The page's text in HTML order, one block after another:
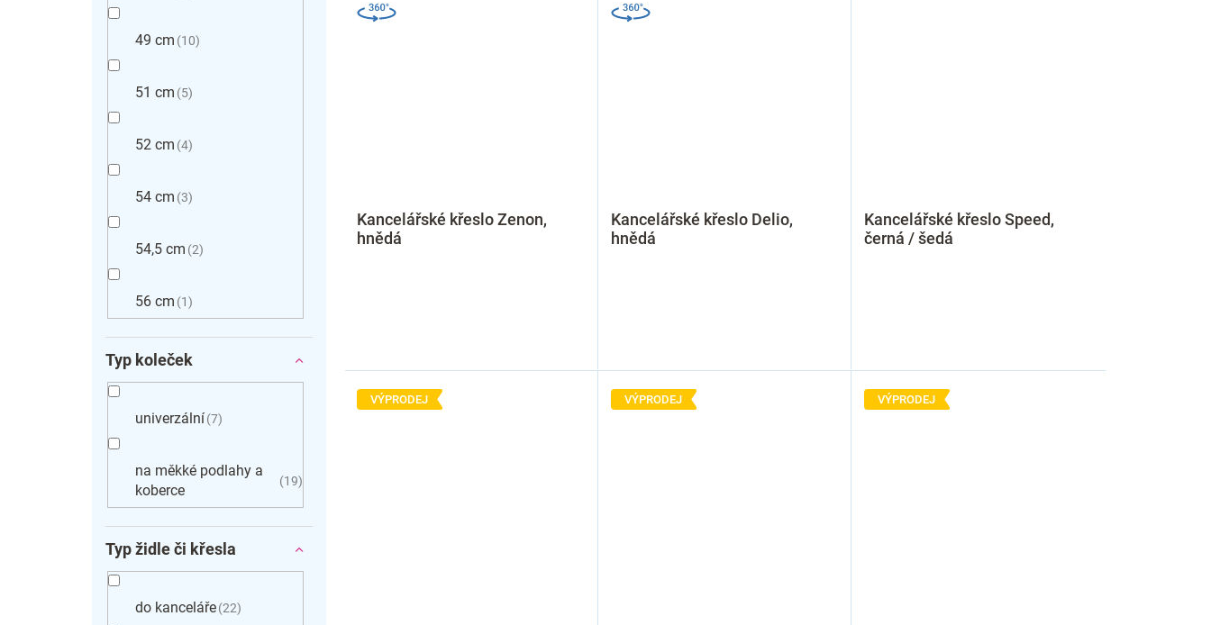
49 cm 10
51 cm 5
52 cm 4
54 cm 3
54,5 cm 2
56 cm 1
Typ koleček
univerzální 7
na měkké podlahy a
koberce
19
Typ židle či křesla
do kanceláře 22
Kancelářské křeslo Zenon,
hnědá
Kancelářské křeslo Delio,
hnědá
Kancelářské křeslo Speed,
černá / šedá
VÝPRODEJ VÝPRODEJ VÝPRODEJ